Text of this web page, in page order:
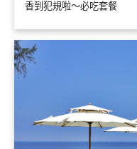
香到犯規啦～必吃套餐